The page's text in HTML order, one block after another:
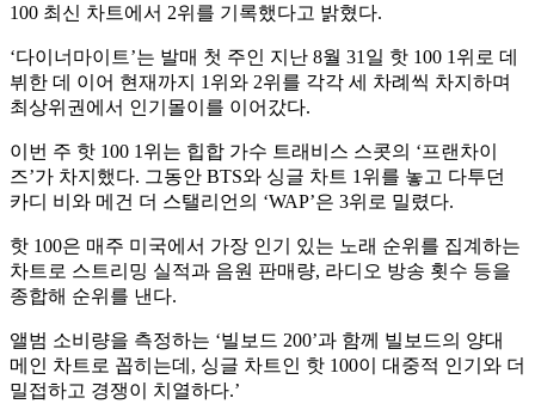
100 최신 차트에서 2위를 기록했다고 밝혔다.
‘다이너마이트’는 발매 첫 주인 지난 8월 31일 핫 100 1위로 데
뷔한 데 이어 현재까지 1위와 2위를 각각 세 차례씩 차지하며
최상위권에서 인기몰이를 이어갔다.
이번 주 핫 100 1위는 힙합 가수 트래비스 스콧의 ‘프랜차이
즈’가 차지했다. 그동안 BTS와 싱글 차트 1위를 놓고 다투던
카디 비와 메건 더 스탤리언의 ‘WAP’은 3위로 밀렸다.
핫 100은 매주 미국에서 가장 인기 있는 노래 순위를 집계하는
차트로 스트리밍 실적과 음원 판매량, 라디오 방송 횟수 등을
종합해 순위를 낸다.
앨범 소비량을 측정하는 ‘빌보드 200’과 함께 빌보드의 양대
메인 차트로 꼽히는데, 싱글 차트인 핫 100이 대중적 인기와 더
밀접하고 경쟁이 치열하다.’